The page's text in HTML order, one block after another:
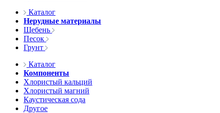
Каталог
Нерудные материалы
Щебень
Песок
Грунт
Каталог
Компоненты
Хлористый кальций
Хлористый магний
Каустическая сода
Другое